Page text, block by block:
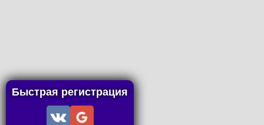
Быстрая регистрация